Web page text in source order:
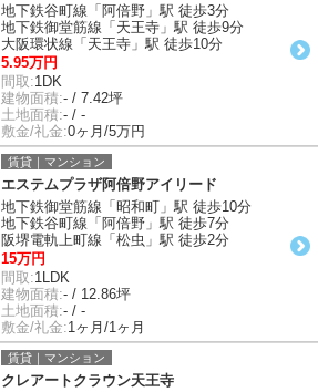
地下鉄谷町線「阿倍野」駅 徒歩3分
地下鉄御堂筋線「天王寺」駅 徒歩9分
大阪環状線「天王寺」駅 徒歩10分
5.95万円
間取:1DK
建物面積:- / 7.42坪
土地面積:- / -
敷金/礼金:0ヶ月/5万円
賃貸｜マンション
エステムプラザ阿倍野アイリード
地下鉄御堂筋線「昭和町」駅 徒歩10分
地下鉄谷町線「阿倍野」駅 徒歩7分
阪堺電軌上町線「松虫」駅 徒歩2分
15万円
間取:1LDK
建物面積:- / 12.86坪
土地面積:- / -
敷金/礼金:1ヶ月/1ヶ月
賃貸｜マンション
クレアートクラウン天王寺